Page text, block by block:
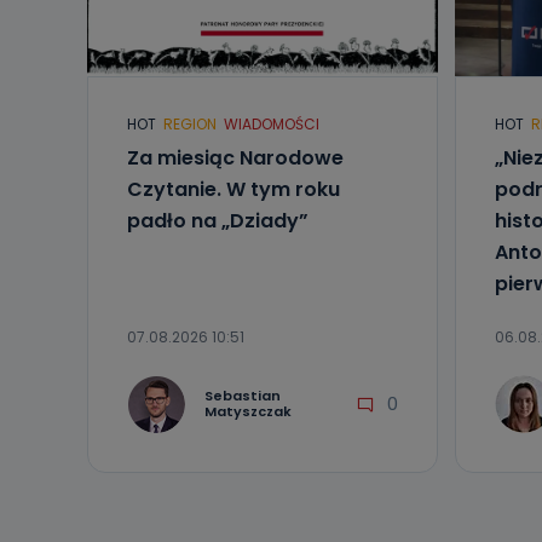
Do czasu
Jakie
Państwa (lub
źródeł
adres
oraz
Jak
Można to
HOT REGION WIADOMOŚCI
Za miesiąc Narodowe
Czytanie. W tym roku
padło na „Dziady”
07.08.2026 10:51
Sebastian
Matyszczak
0
HOT